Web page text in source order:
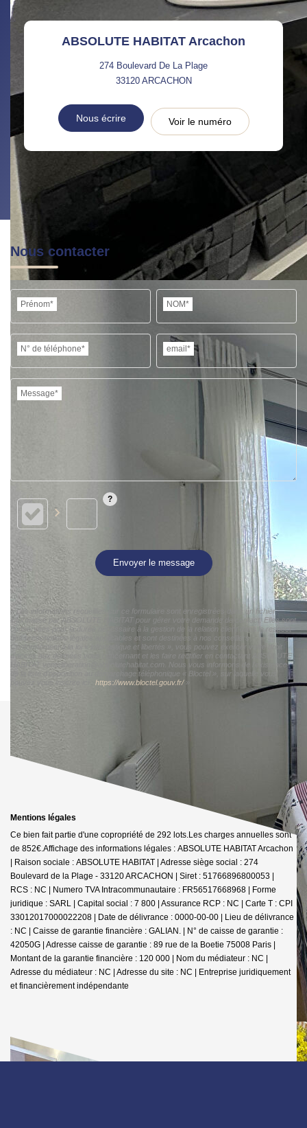
ABSOLUTE HABITAT Arcachon
274 Boulevard De La Plage
33120 ARCACHON
Nous écrire Voir le numéro
Nous contacter
Prénom* NOM*
N° de téléphone* email*
Message*
Envoyer le message
« Les informations recueillies sur ce formulaire sont enregistrées dans un fichier
informatisé par ABSOLUTE HABITAT pour gérer votre demande de contact. Elles sont
conservées pour la durée nécessaire à la gestion de la relation client dans le respect
des prescriptions légales applicables et sont destinées à nos conseillers
Conformément à la loi « informatique et libertés », vous pouvez exercer votre droit
d'accès aux données vous concernant et les faire rectifier en contactant ABSOLUTE
HABITAT venteliberation@absolutehabitat.com. Nous vous informons de l'existence
de la liste d'opposition au démarchage téléphonique « Bloctel », sur laquelle vous
pouvez vous inscrire ici : https://www.bloctel.gouv.fr/»
Mentions légales
Ce bien fait partie d'une copropriété de 292 lots.Les charges annuelles sont
de 852€. Affichage des informations légales : ABSOLUTE HABITAT Arcachon
| Raison sociale : ABSOLUTE HABITAT | Adresse siège social : 274
Boulevard de la Plage - 33120 ARCACHON | Siret : 51766896800053 |
RCS : NC | Numero TVA Intracommunautaire : FR56517668968 | Forme
juridique : SARL | Capital social : 7 800 | Assurance RCP : NC | Carte T : CPI
33012017000022208 | Date de délivrance : 0000-00-00 | Lieu de délivrance
: NC | Caisse de garantie financière : GALIAN. | N° de caisse de garantie :
42050G | Adresse caisse de garantie : 89 rue de la Boetie 75008 Paris |
Montant de la garantie financière : 120 000 | Nom du médiateur : NC |
Adresse du médiateur : NC | Adresse du site : NC | Entreprise juridiquement
et financièrement indépendante